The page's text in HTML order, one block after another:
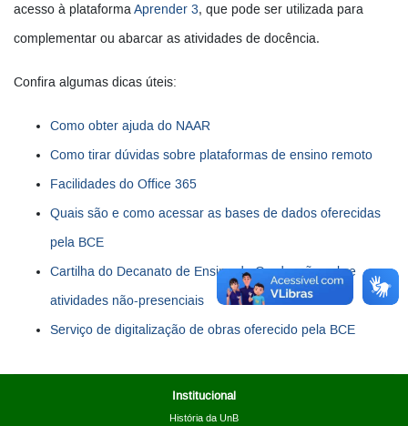
acesso à plataformaAprender 3, que pode ser utilizada para
complementar ou abarcar as atividades de docência.
Confira algumas dicas úteis:
Como obter ajuda do NAAR
Como tirar dúvidas sobre plataformas de ensino remoto
Facilidades do Office 365
Quais são e como acessar as bases de dados oferecidas
pela BCE
Cartilha do Decanato de Ensino de Graduação sobre
atividades não-presenciais
Serviço de digitalização de obras oferecido pela BCE
Institucional
História da UnB